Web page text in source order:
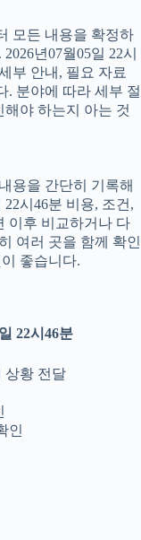
모든 내용을 확정하
년07월05일 22시
부 안내, 필요 자료
. 분야에 따라 세부 절
야 하는지 아는 것
용을 간단히 기록해
시46분 비용, 조건,
이후 비교하거나 다
여러 곳을 함께 확인
좋습니다.
22시46분
상황 전달
인